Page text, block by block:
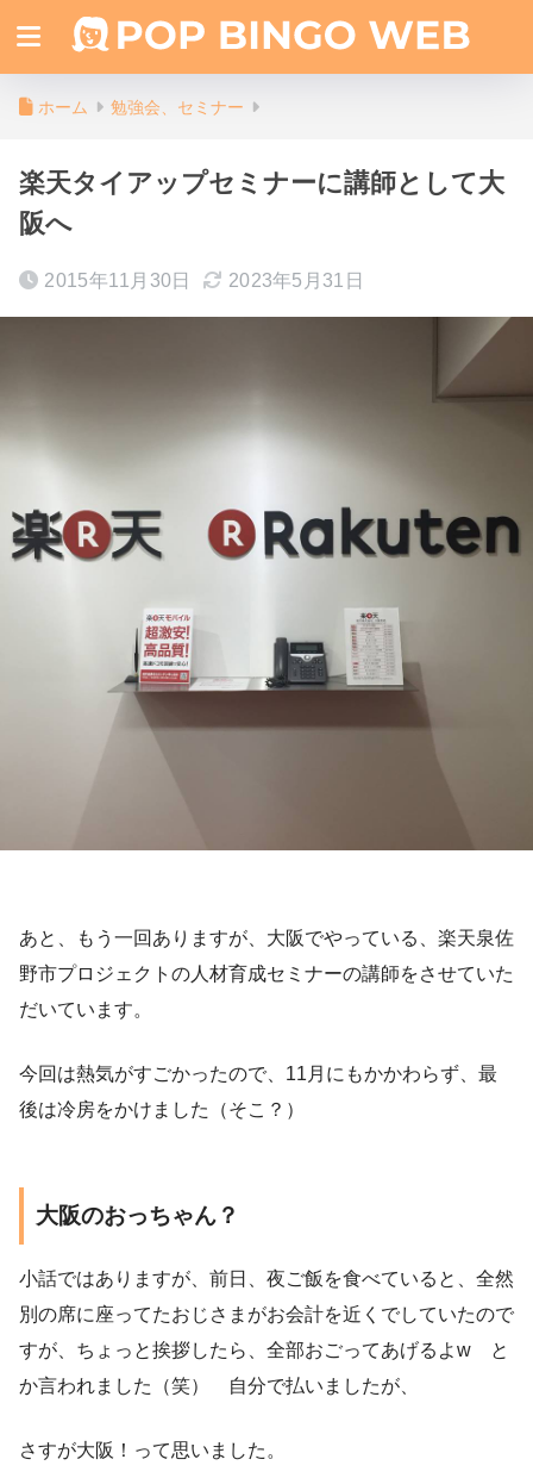
ホーム 勉強会、セミナー
楽天タイアップセミナーに講師として大
阪へ
2015年11月30日 2023年5月31日
あと、もう一回ありますが、大阪でやっている、楽天泉佐
野市プロジェクトの人材育成セミナーの講師をさせていた
だいています。
今回は熱気がすごかったので、11月にもかかわらず、最
後は冷房をかけました（そこ？）
大阪のおっちゃん？
小話ではありますが、前日、夜ご飯を食べていると、全然
別の席に座ってたおじさまがお会計を近くでしていたので
すが、ちょっと挨拶したら、全部おごってあげるよw と
か言われました（笑） 自分で払いましたが、
さすが大阪！って思いました。